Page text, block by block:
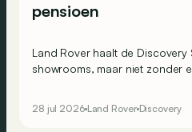
pensioen
Land Rover haalt de
showrooms, maar niet zonder
28 jul 2026 Land Rover Discovery